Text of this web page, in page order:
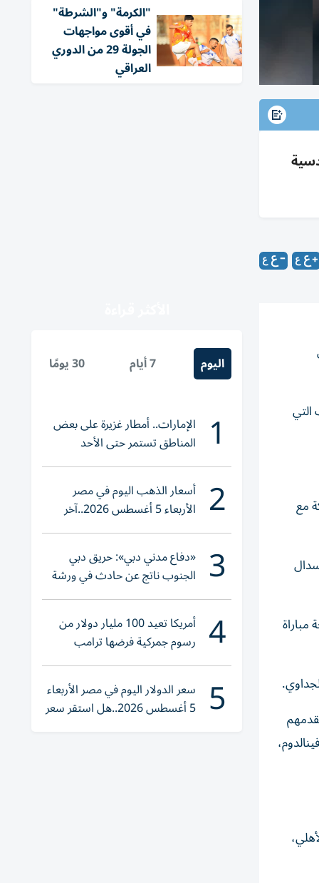
عند 52 نقطة، والقادسية
مع
إسدال
"الكرمة" و"الشرطة"
في أقوى مواجهات
الجولة 29 من الدوري
العراقي
اليوم 7 أيام 30 يومًا
1 الإمارات.. أمطار غزيرة على بعض
المناطق تستمر حتى الأحد
2 أسعار الذهب اليوم في مصر
الأربعاء 5 أغسطس 2026..آخر
تحديث لعيار 21
3 «دفاع مدني دبي»: حريق دبي
الجنوب ناتج عن حادث في ورشة
ولا إصابات
4 أمريكا تعيد 100 مليار دولار من
رسوم جمركية فرضها ترامب
5 سعر الدولار اليوم في مصر الأربعاء
5 أغسطس 2026..هل استقر سعر